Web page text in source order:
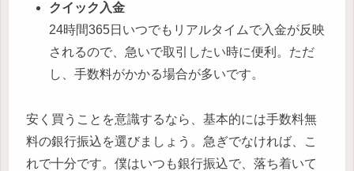
クイック入金
24時間365日いつでもリアルタイムで入金が反映
されるので、急いで取引したい時に便利。ただ
し、手数料がかかる場合が多いです。
安く買うことを意識するなら、基本的には手数料無
料の銀行振込を選びましょう。急ぎでなければ、こ
れで十分です。僕はいつも銀行振込で、落ち着いて